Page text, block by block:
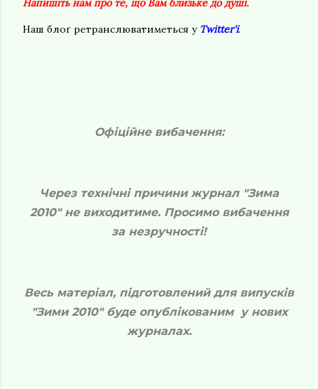
Напишіть нам про те, що Вам близьке до душі.
Наш блоґ ретранслюватиметься у Twitter'і.
Офіційне вибачення:
Через технічні причини журнал "Зима
2010" не виходитиме. Просимо вибачення
за незручності!
Весь матеріал, підготовлений для випусків
"Зими 2010" буде опублікованим у нових
журналах.